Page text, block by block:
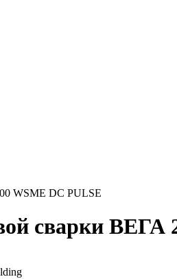
WSME DС PULSE
сварки